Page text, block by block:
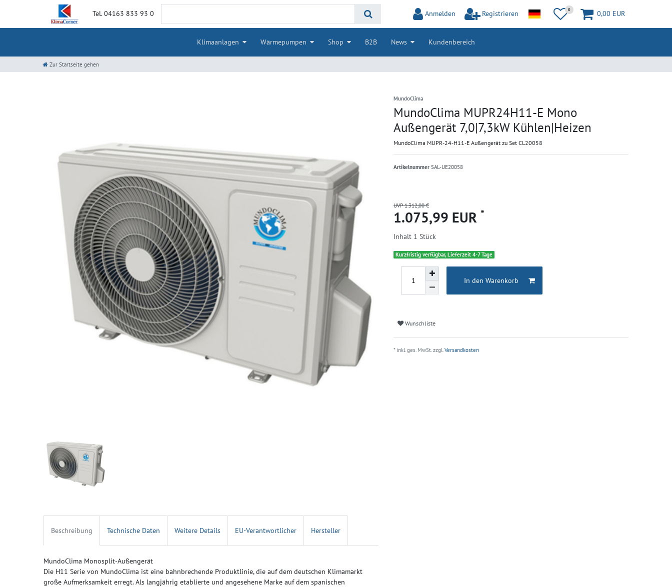
Tel. 04163 833 93 0 Anmelden Registrieren 0 0,00 EUR
Klimaanlagen Wärmepumpen Shop B2B News Kundenbereich
Zur Startseite gehen
MundoClima
MundoClima MUPR24H11-E Mono
Außengerät 7,0|7,3kW Kühlen|Heizen
MundoClima MUPR-24-H11-E Außengerät zu Set CL20058
Artikelnummer SAL-UE20058
UVP 1.312,00 €
1.075,99 EUR *
Inhalt 1 Stück
Kurzfristig verfügbar, Lieferzeit 4-7 Tage
In den Warenkorb
Wunschliste
* inkl. ges. MwSt. zzgl.Versandkosten
Beschreibung Technische Daten Weitere Details EU-Verantwortlicher Hersteller
MundoClima Monosplit-Außengerät
Die H11 Serie von MundoClima ist eine bahnbrechende Produktlinie, die auf dem deutschen Klimamarkt
große Aufmerksamkeit erregt. Als langjährig etablierte und angesehene Marke auf dem spanischen